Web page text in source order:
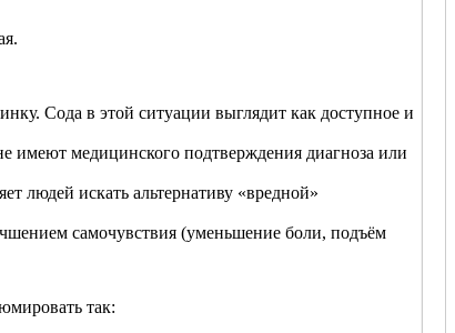
Сода в этой ситуации выглядит как доступное и
имеют медицинского подтверждения диагноза или
людей искать альтернативу «вредной»
самочувствия (уменьшение боли, подъём
так: